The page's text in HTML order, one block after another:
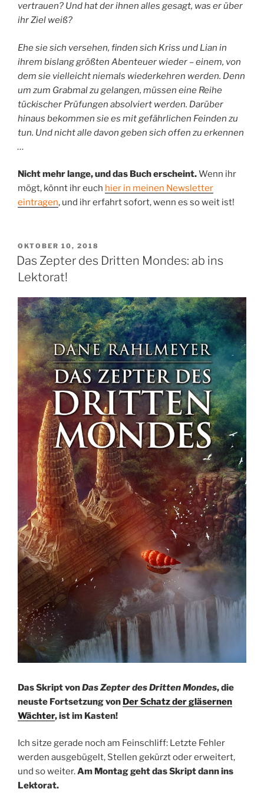
vertrauen? Und hat der ihnen alles gesagt, was er über
ihr Ziel weiß?
Ehe sie sich versehen, finden sich Kriss und Lian in
ihrem bislang größten Abenteuer wieder – einem, von
dem sie vielleicht niemals wiederkehren werden. Denn
um zum Grabmal zu gelangen, müssen eine Reihe
tückischer Prüfungen absolviert werden. Darüber
hinaus bekommen sie es mit gefährlichen Feinden zu
tun. Und nicht alle davon geben sich offen zu erkennen
…
Nicht mehr lange, und das Buch erscheint.Wenn ihr
mögt, könnt ihr euch hier in meinen Newsletter
eintragen, und ihr erfahrt sofort, wenn es so weit ist!
VERÖFFENTLICHT
AM
OKTOBER 10, 2018
Das Zepter des Dritten Mondes: ab ins
Lektorat!
Das Skript vonDas Zepter des Dritten Mondes, die
neuste Fortsetzung von Der Schatz der gläsernen
Wächter, ist im Kasten!
Ich sitze gerade noch am Feinschliff: Letzte Fehler
werden ausgebügelt, Stellen gekürzt oder erweitert,
und so weiter.Am Montag geht das Skript dann ins
Lektorat.